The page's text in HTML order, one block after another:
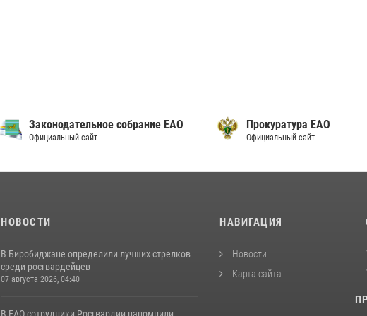
Законодательное собрание ЕАО
Официальный сайт
Прокуратура ЕАО
Официальный сайт
НОВОСТИ
В Биробиджане определили лучших стрелков
среди росгвардейцев
07 августа 2026, 04:40
НАВИГАЦИЯ
Новости
Карта сайта